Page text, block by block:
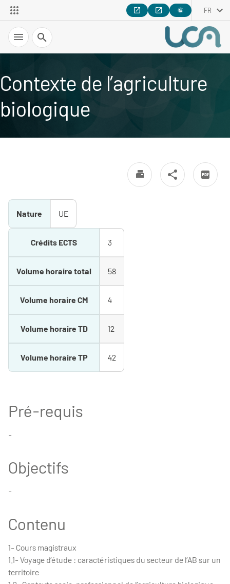
FR
Recherche
Contexte de l’agriculture
biologique
Nature UE
Crédits ECTS 3
Volume horaire total 58
Volume horaire CM 4
Volume horaire TD 12
Volume horaire TP 42
Pré-requis
-
Objectifs
-
Contenu
1- Cours magistraux
1.1- Voyage d’étude : caractéristiques du secteur de l’AB sur un
territoire